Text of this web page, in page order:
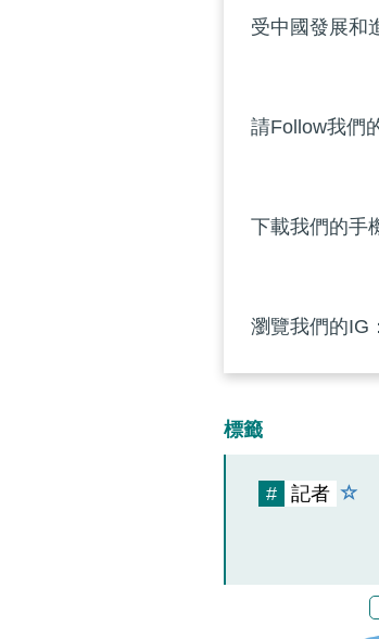
受中國發展和
請Follow我們
下載我們的手
瀏覽我們的IG：
標籤
# 記者